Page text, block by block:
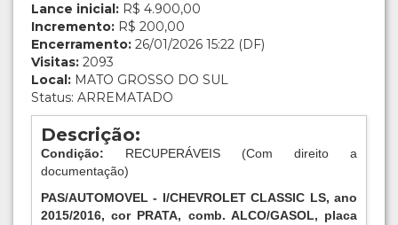
Lance inicial: R$ 4.900,00
Incremento: R$ 200,00
Encerramento: 26/01/2026 15:22 (DF)
Visitas: 2093
Local: MATO GROSSO DO SUL
Status: ARREMATADO
Descrição:
Condição: RECUPERÁVEIS (Com direito a
documentação)
PAS/AUTOMOVEL - I/CHEVROLET CLASSIC LS, ano
2015/2016, cor PRATA, comb. ALCO/GASOL, placa